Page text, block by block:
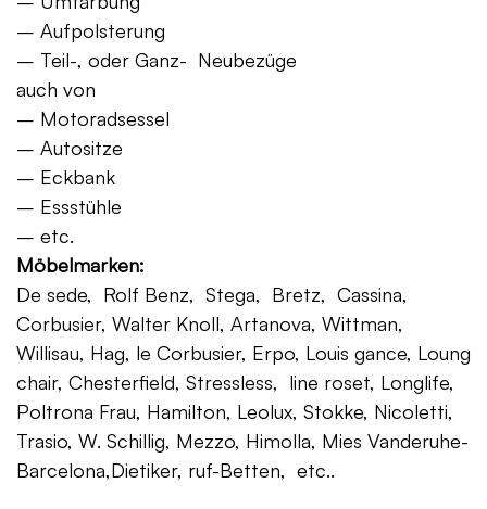
– Aufpolsterung
– Teil-, oder Ganz- Neubezüge
auch von
– Motoradsessel
– Autositze
– Eckbank
– Essstühle
– etc.
Möbelmarken:
De sede, Rolf Benz, Stega, Bretz, Cassina,
Corbusier, Walter Knoll, Artanova, Wittman,
Willisau, Hag, le Corbusier, Erpo, Louis gance, Loung
chair, Chesterfield, Stressless, line roset, Longlife,
Poltrona Frau, Hamilton, Leolux, Stokke, Nicoletti,
Trasio, W. Schillig, Mezzo, Himolla, Mies Vanderuhe-
Barcelona,Dietiker, ruf-Betten, etc..